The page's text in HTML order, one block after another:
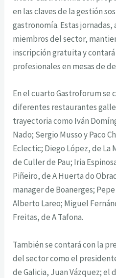
en las claves de la gestión
gastronomía. Estas
miembros del sector,
inscripción gratuita y
profesionales en mesas de
En el cuarto Gastroforum se
diferentes restaurantes
trayectoria como Iván
Nado; Sergio Musso y Paco
Eclectic; Diego López, de La
de Culler de Pau; Iria
Piñeiro, de A Huerta do
manager de Boanerges;
Alberto Lareo; Miguel
Freitas, de A Tafona.
También se contará con la
del sector como el
de Galicia, Juan Vázquez; el